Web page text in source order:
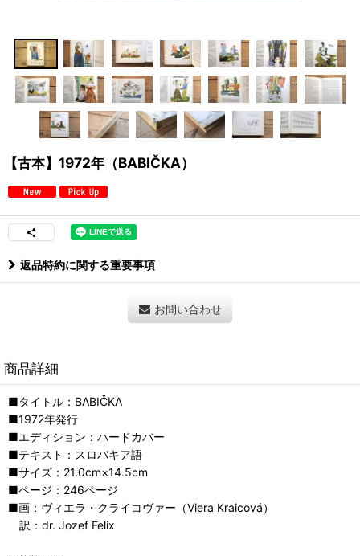
【古本】1972年（BABIČKA）
返品特約に関する重要事項
お問い合わせ
商品詳細
■タイトル：BABIČKA
■1972年発行
■エディション：ハードカバー
■テキスト：スロバキア語
■サイズ：21.0cm×14.5cm
■ページ：246ページ
■画：ヴィエラ・クライコヴァー（Viera Kraicová）
訳：dr. Jozef Felix